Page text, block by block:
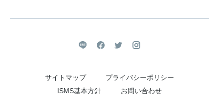
サイトマップ
プライバシーポリシー
ISMS基本方針
お問い合わせ